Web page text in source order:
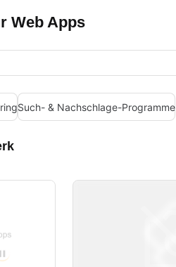
Web Apps
Such- & Nachschlage-Programme